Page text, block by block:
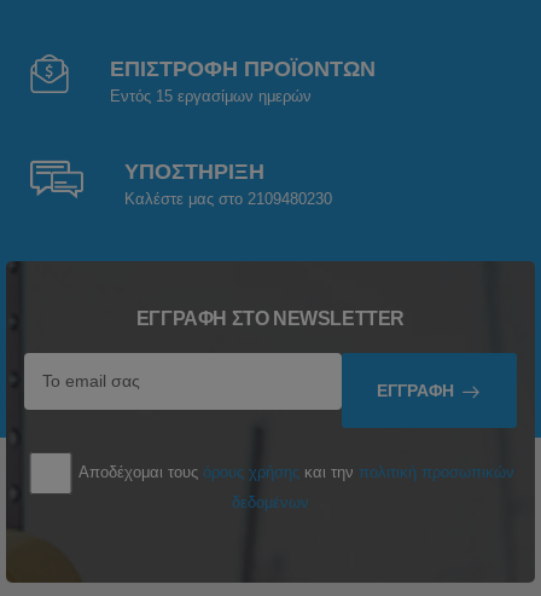
ΕΠΙΣΤΡΟΦΗ ΠΡΟΪΟΝΤΩΝ
Εντός 15 εργασίμων ημερών
ΥΠΟΣΤΗΡΙΞΗ
Καλέστε μας στο 2109480230
ΕΓΓΡΑΦΉ ΣΤΟ NEWSLETTER
ΕΓΓΡΑΦΉ
Αποδέχομαι τους όρους χρήσης και την πολιτική προσωπικών
δεδομένων